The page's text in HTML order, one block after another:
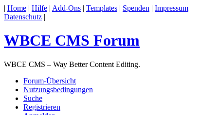
| Home | Hilfe | Add-Ons | Templates | Spenden | Impressum |
Datenschutz |
WBCE CMS Forum
WBCE CMS – Way Better Content Editing.
Forum-Übersicht
Nutzungsbedingungen
Suche
Registrieren